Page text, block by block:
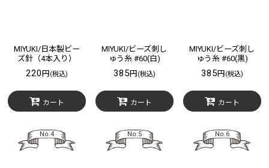
MIYUKI/日本製ビー
ズ針（4本入り）
220 円 (税込)
カート
MIYUKI/ビーズ刺し
ゅう糸 #60(白)
385 円 (税込)
カート
MIYUKI/ビーズ刺し
ゅう糸 #60(黒)
385 円 (税込)
カート
No.4 No.5 No.6